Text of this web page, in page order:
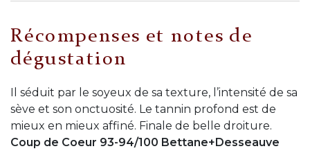
Récompenses et notes de
dégustation
Il séduit par le soyeux de sa texture, l’intensité de sa
sève et son onctuosité. Le tannin profond est de
mieux en mieux affiné. Finale de belle droiture.
Coup de Coeur 93-94/100 Bettane+Desseauve